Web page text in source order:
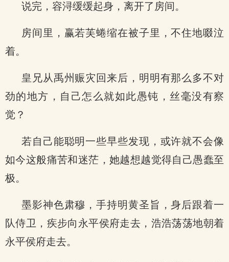
说完，容浔缓缓起身，离开了房间。
房间里，赢若芙蜷缩在被子里，不住地啜泣
着。
皇兄从禹州赈灾回来后，明明有那么多不对
劲的地方，自己怎么就如此愚钝，丝毫没有察
觉？
若自己能聪明一些早些发现，或许就不会像
如今这般痛苦和迷茫，她越想越觉得自己愚蠢至
极。
墨影神色肃穆，手持明黄圣旨，身后跟着一
队侍卫，疾步向永平侯府走去，浩浩荡荡地朝着
永平侯府走去。